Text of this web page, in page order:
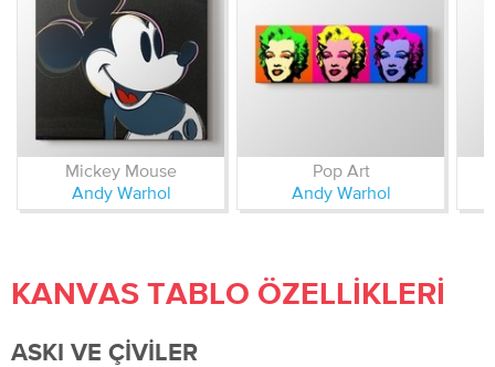
Mickey Mouse
Andy Warhol
Pop Art
Andy Warhol
KANVAS TABLO ÖZELLIKLERI
ASKI VE ÇIVILER